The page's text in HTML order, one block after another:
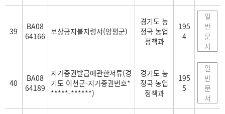
39
BA08
64166 보상금지불지령서(양평군)
경기도 농
정국 농업
정책과
195
4
일
반
문
서
40
BA08
64189
지가증권발급에관한서류(경
기도 이천군-지가증권번호*
*****-******)
경기도 농
정국 농업
정책과
195
5
일
반
문
서